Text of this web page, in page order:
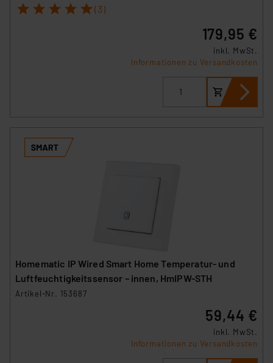
1 2 3 4 5 (3)
179,95 €
inkl. MwSt.
Informationen zu Versandkosten
Homematic IP Wired Smart Home Temperatur- und
Luftfeuchtigkeitssensor – innen, HmIPW-STH
Artikel-Nr. 153687
59,44 €
inkl. MwSt.
Informationen zu Versandkosten